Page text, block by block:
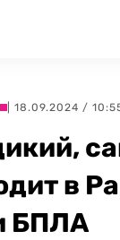
| 18.09.2024 /
в
БПЛА